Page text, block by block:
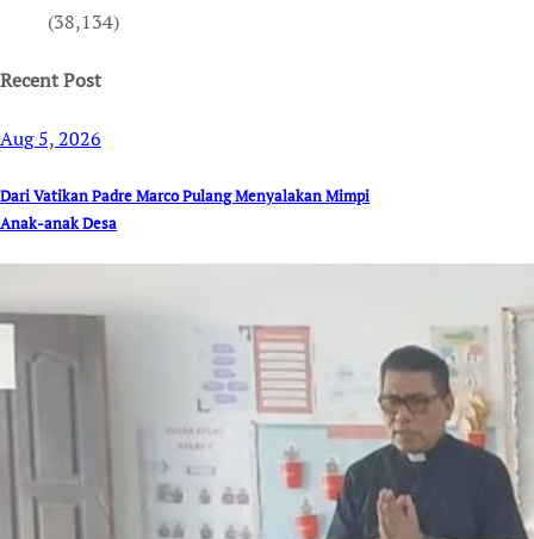
(38,134)
Recent Post
Aug 5, 2026
Dari Vatikan Padre Marco Pulang Menyalakan Mimpi
Anak-anak Desa